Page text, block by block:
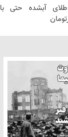
آبشده حتی با